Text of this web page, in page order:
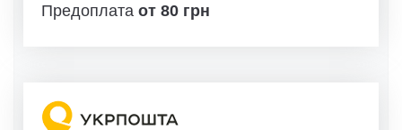
Предоплата от 80 грн